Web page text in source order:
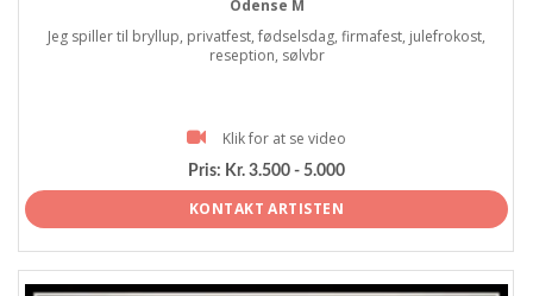
Odense M
Jeg spiller til bryllup, privatfest, fødselsdag, firmafest, julefrokost,
reseption, sølvbr
Klik for at se video
Pris: Kr. 3.500 - 5.000
KONTAKT ARTISTEN